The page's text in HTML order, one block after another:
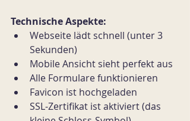
Technische Aspekte:
Webseite lädt schnell (unter 3
Sekunden)
Mobile Ansicht sieht perfekt aus
Alle Formulare funktionieren
Favicon ist hochgeladen
SSL-Zertifikat ist aktiviert (das